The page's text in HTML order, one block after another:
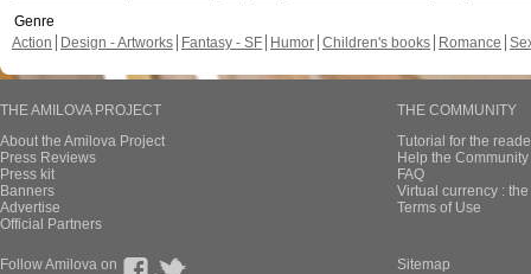
Genre
Action
Design - Artworks Fantasy - SF Humor Children's books Romance
THE AMILOVA PROJECT
About the Amilova Project
Press Reviews
Press kit
Banners
Advertise
Official Partners
THE COMMUNITY
Tutorial for the
Help the
FAQ
Virtual currency :
Terms of Use
Follow Amilova on Sitemap